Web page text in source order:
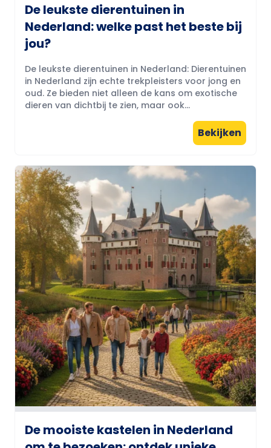
De leukste dierentuinen in
Nederland: welke past het beste bij
jou?
De leukste dierentuinen in Nederland: Dierentuinen
in Nederland zijn echte trekpleisters voor jong en
oud. Ze bieden niet alleen de kans om exotische
dieren van dichtbij te zien, maar ook...
Bekijken
De mooiste kastelen in Nederland